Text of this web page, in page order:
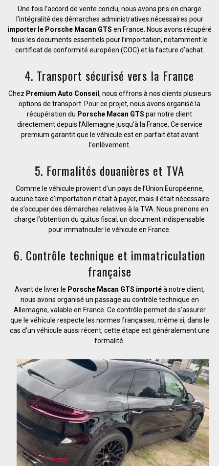
Une fois l’accord de vente conclu, nous avons pris en charge
l’intégralité des démarches administratives nécessaires pour
importer le Porsche Macan GTS en France. Nous avons récupéré
tous les documents essentiels pour l’importation, notamment le
certificat de conformité européen (COC) et la facture d’achat.
4. Transport sécurisé vers la France
Chez Premium Auto Conseil , nous offrons à nos clients plusieurs
options de transport. Pour ce projet, nous avons organisé la
récupération du Porsche Macan GTS par notre client
directement depuis l’Allemagne jusqu’à la France, Ce service
premium garantit que le véhicule est en parfait état avant
l’enlèvement.
5. Formalités douanières et TVA
Comme le véhicule provient d’un pays de l’Union Européenne,
aucune taxe d’importation n’était à payer, mais il était nécessaire
de s’occuper des démarches relatives à la TVA. Nous prenons en
charge l’obtention du quitus fiscal, un document indispensable
pour immatriculer le véhicule en France.
6. Contrôle technique et immatriculation
française
Avant de livrer le Porsche Macan GTS importéà notre client,
nous avons organisé un passage au contrôle technique en
Allemagne, valable en France. Ce contrôle permet de s’assurer
que le véhicule respecte les normes françaises, même si, dans le
cas d’un véhicule aussi récent, cette étape est généralement une
formalité.